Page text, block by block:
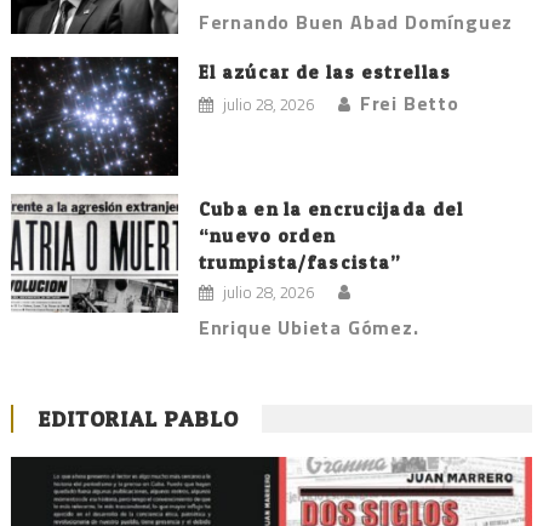
Fernando Buen Abad Domínguez
El azúcar de las estrellas
julio 28, 2026 Frei Betto
Cuba en la encrucijada del
“nuevo orden
trumpista/fascista”
julio 28, 2026
Enrique Ubieta Gómez.
EDITORIAL PABLO